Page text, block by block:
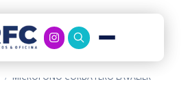
/ MICROFONO CORBATERO LAVALIER